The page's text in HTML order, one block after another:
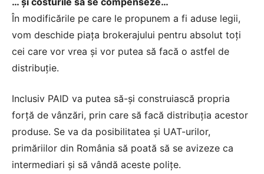
În modificările pe care le propunem a fi aduse legii,
vom deschide piaţa brokerajului pentru absolut toţi
cei care vor vrea şi vor putea să facă o astfel de
distribuţie.
Inclusiv PAID va putea să-şi construiască propria
forţă de vânzări, prin care să facă distribuţia acestor
produse. Se va da posibilitatea şi UAT-urilor,
primăriilor din România să poată să se avizeze ca
intermediari şi să vândă aceste poliţe.